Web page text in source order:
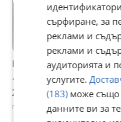
FACOM-FRANCE
125 €
244,48 лв
гр. Видин, Александър
сърфиране, за
реклами и
реклами и
аудиторията и
услугите.
(183)може също
данните ви за